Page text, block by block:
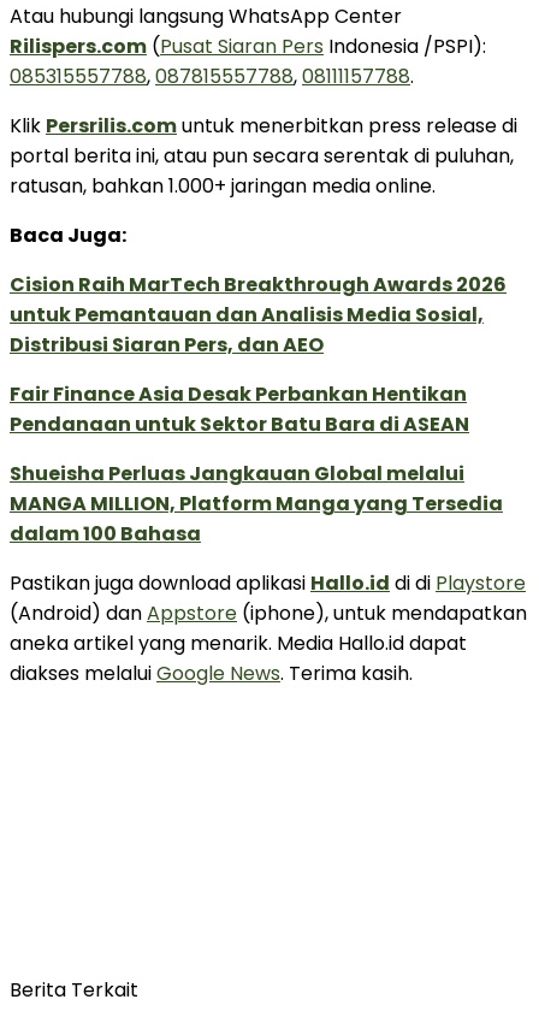
Atau hubungi langsung WhatsApp Center
Rilispers.com (Pusat Siaran Pers Indonesia /PSPI):
085315557788,087815557788,08111157788.
Klik Persrilis.comuntuk menerbitkan press release di
portal berita ini, atau pun secara serentak di puluhan,
ratusan, bahkan 1.000+ jaringan media online.
Baca Juga:
Cision Raih MarTech Breakthrough Awards 2026
untuk Pemantauan dan Analisis Media Sosial,
Distribusi Siaran Pers, dan AEO
Fair Finance Asia Desak Perbankan Hentikan
Pendanaan untuk Sektor Batu Bara di ASEAN
Shueisha Perluas Jangkauan Global melalui
MANGA MILLION, Platform Manga yang Tersedia
dalam 100 Bahasa
Pastikan juga download aplikasi Hallo.id di di Playstore
(Android) danAppstore (iphone), untuk mendapatkan
aneka artikel yang menarik. Media Hallo.id dapat
diakses melaluiGoogle News. Terima kasih.
Berita Terkait